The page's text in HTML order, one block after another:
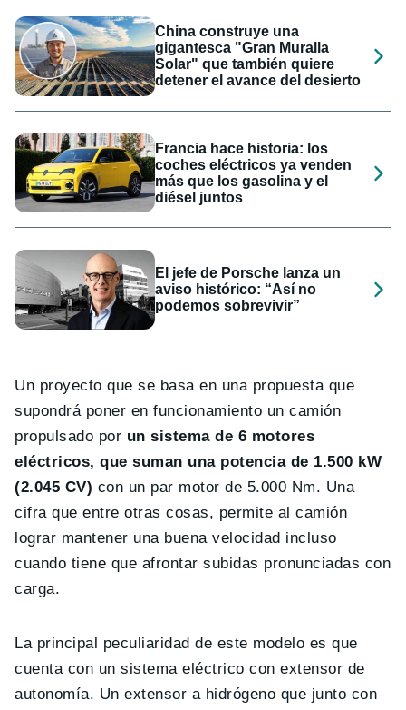
China construye una
gigantesca "Gran Muralla
Solar" que también quiere
detener el avance del desierto
Francia hace historia: los
coches eléctricos ya venden
más que los gasolina y el
diésel juntos
El jefe de Porsche lanza un
aviso histórico: “Así no
podemos sobrevivir”
Un proyecto que se basa en una propuesta que
supondrá poner en funcionamiento un camión
propulsado por un sistema de 6 motores
eléctricos, que suman una potencia de 1.500 kW
(2.045 CV) con un par motor de 5.000 Nm. Una
cifra que entre otras cosas, permite al camión
lograr mantener una buena velocidad incluso
cuando tiene que afrontar subidas pronunciadas con
carga.
La principal peculiaridad de este modelo es que
cuenta con un sistema eléctrico con extensor de
autonomía. Un extensor a hidrógeno que junto con